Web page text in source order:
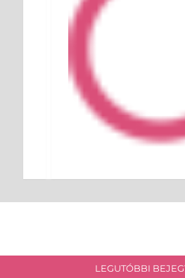
LEGUTÓBBI